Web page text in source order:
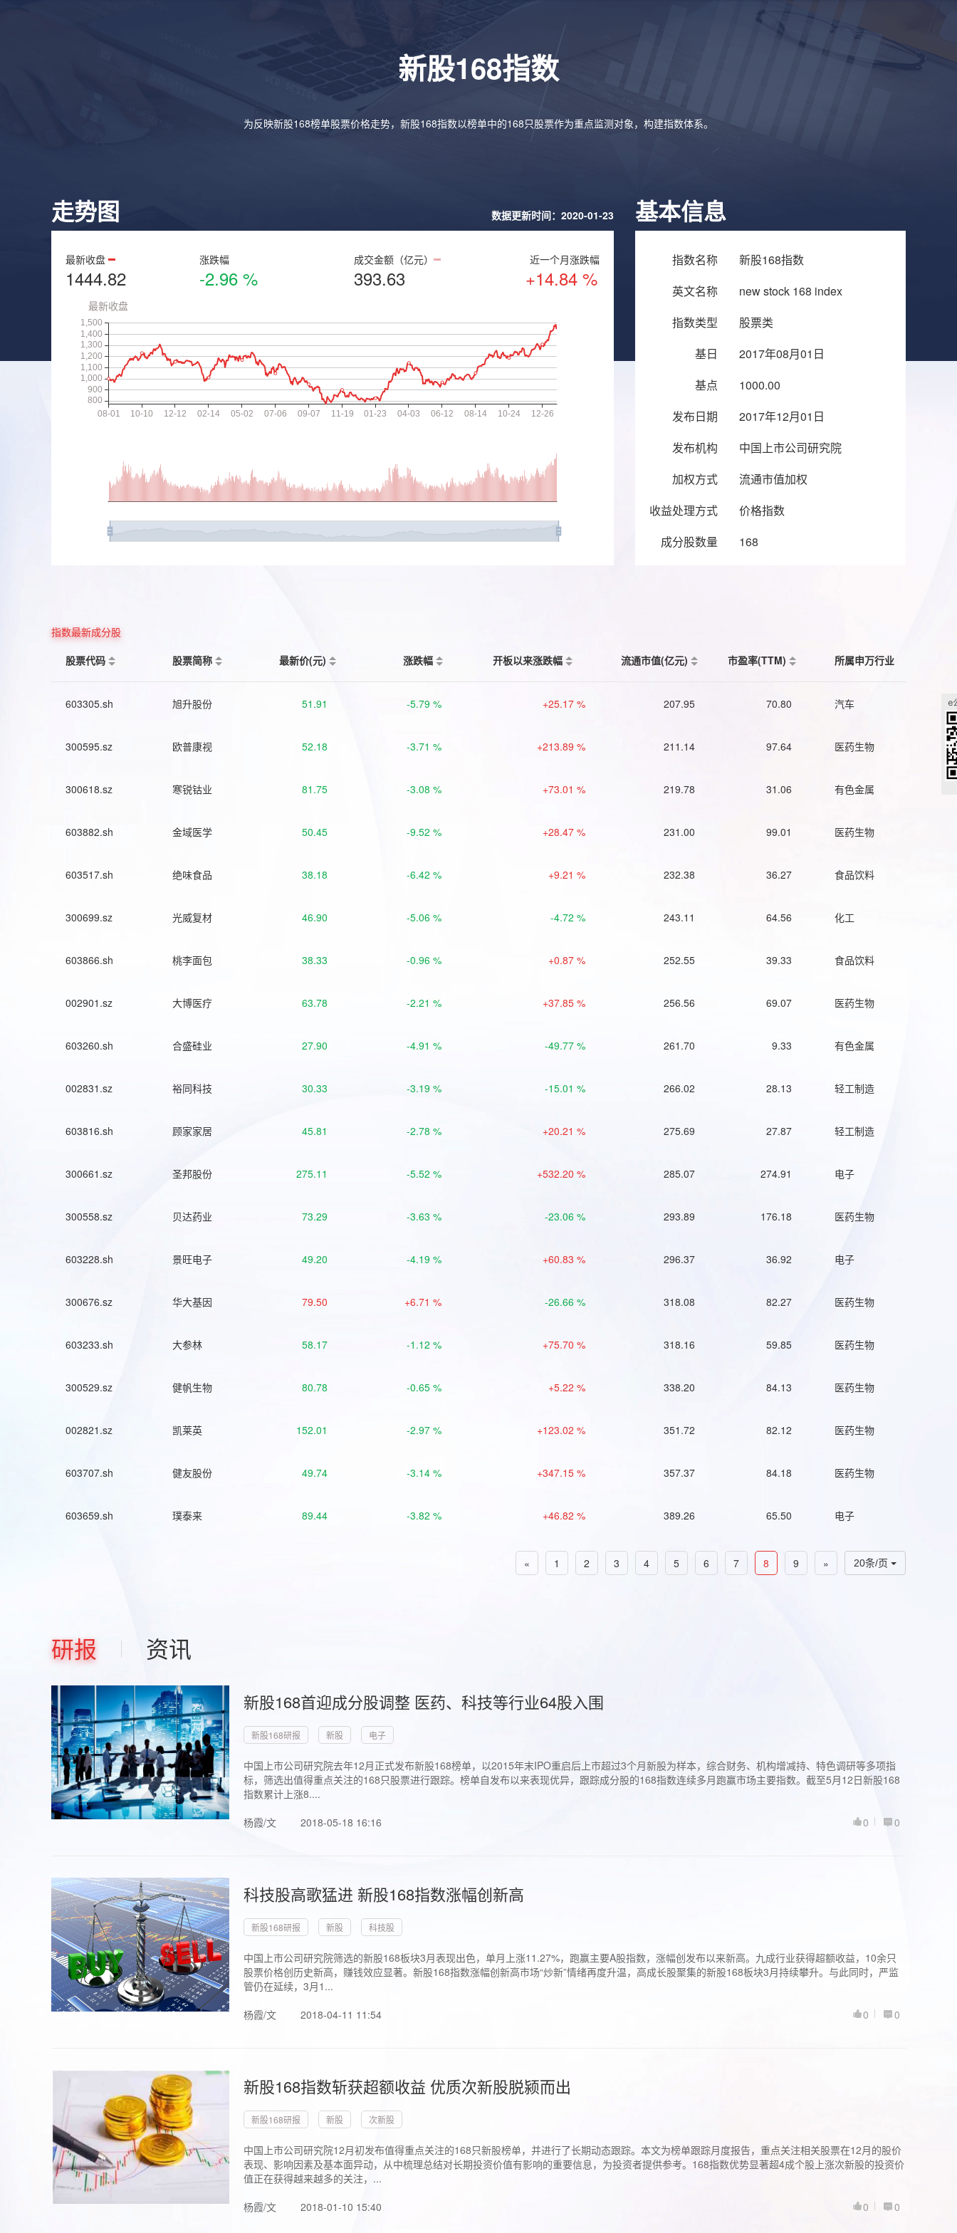
新股168指数
为反映新股168榜单股票价格走势，新股168指数以榜单中的168只股票作为重点监测对象，构建指数体系。
走势图 数据更新时间：2020-01-23
最新收盘
1444.82
涨跌幅
-2.96 %
成交金额（亿元）
393.63
近一个月涨跌幅
+14.84 %
基本信息
指数名称
新股168指数
英文名称
new stock 168 index
指数类型
股票类
基日
2017年08月01日
基点
1000.00
发布日期
2017年12月01日
发布机构
中国上市公司研究院
加权方式
流通市值加权
收益处理方式
价格指数
成分股数量
168
指数最新成分股
股票代码
股票简称 最新价(元) 涨跌幅 开板以来涨跌幅 流通市值(亿元) 市盈率(TTM) 所属申万行业
603305.sh 旭升股份 51.91 -5.79 % +25.17 % 207.95 70.80 汽车
300595.sz 欧普康视 52.18 -3.71 % +213.89 % 211.14 97.64 医药生物
300618.sz 寒锐钴业 81.75 -3.08 % +73.01 % 219.78 31.06 有色金属
603882.sh 金域医学 50.45 -9.52 % +28.47 % 231.00 99.01 医药生物
603517.sh 绝味食品 38.18 -6.42 % +9.21 % 232.38 36.27 食品饮料
300699.sz 光威复材 46.90 -5.06 % -4.72 % 243.11 64.56 化工
603866.sh 桃李面包 38.33 -0.96 % +0.87 % 252.55 39.33 食品饮料
002901.sz 大博医疗 63.78 -2.21 % +37.85 % 256.56 69.07 医药生物
603260.sh 合盛硅业 27.90 -4.91 % -49.77 % 261.70 9.33 有色金属
002831.sz 裕同科技 30.33 -3.19 % -15.01 % 266.02 28.13 轻工制造
603816.sh 顾家家居 45.81 -2.78 % +20.21 % 275.69 27.87 轻工制造
300661.sz 圣邦股份 275.11 -5.52 % +532.20 % 285.07 274.91 电子
300558.sz 贝达药业 73.29 -3.63 % -23.06 % 293.89 176.18 医药生物
603228.sh 景旺电子 49.20 -4.19 % +60.83 % 296.37 36.92 电子
300676.sz 华大基因 79.50 +6.71 % -26.66 % 318.08 82.27 医药生物
603233.sh 大参林 58.17 -1.12 % +75.70 % 318.16 59.85 医药生物
300529.sz 健帆生物 80.78 -0.65 % +5.22 % 338.20 84.13 医药生物
002821.sz 凯莱英 152.01 -2.97 % +123.02 % 351.72 82.12 医药生物
603707.sh 健友股份 49.74 -3.14 % +347.15 % 357.37 84.18 医药生物
603659.sh 璞泰来 89.44 -3.82 % +46.82 % 389.26 65.50 电子
20条/页
« 1 2 3 4 5 6 7 8 9 »
研报 资讯
新股168首迎成分股调整 医药、科技等行业64股入围
新股168研报 新股 电子
中国上市公司研究院去年12月正式发布新股168榜单，以2015年末IPO重启后上市超过3个月新股为样本，综合财务、机构增减持、特色调研等多项指
标，筛选出值得重点关注的168只股票进行跟踪。榜单自发布以来表现优异，跟踪成分股的168指数连续多月跑赢市场主要指数。截至5月12日新股168
指数累计上涨8....
杨霞/文
2018-05-18 16:16 0
0
科技股高歌猛进 新股168指数涨幅创新高
新股168研报 新股 科技股
中国上市公司研究院筛选的新股168板块3月表现出色，单月上涨11.27%，跑赢主要A股指数，涨幅创发布以来新高。九成行业获得超额收益，10余只
股票价格创历史新高，赚钱效应显著。新股168指数涨幅创新高市场“炒新”情绪再度升温，高成长股聚集的新股168板块3月持续攀升。与此同时，严监
管仍在延续，3月1...
杨霞/文
2018-04-11 11:54 0
0
新股168指数斩获超额收益 优质次新股脱颍而出
新股168研报 新股 次新股
中国上市公司研究院12月初发布值得重点关注的168只新股榜单，并进行了长期动态跟踪。本文为榜单跟踪月度报告，重点关注相关股票在12月的股价
表现、影响因素及基本面异动，从中梳理总结对长期投资价值有影响的重要信息，为投资者提供参考。168指数优势显著超4成个股上涨次新股的投资价
值正在获得越来越多的关注，...
杨霞/文
2018-01-10 15:40 0
0